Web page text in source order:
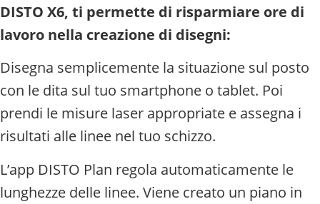
DISTO X6, ti permette di risparmiare ore di
lavoro nella creazione di disegni:
Disegna semplicemente la situazione sul posto
con le dita sul tuo smartphone o tablet. Poi
prendi le misure laser appropriate e assegna i
risultati alle linee nel tuo schizzo.
L’app DISTO Plan regola automaticamente le
lunghezze delle linee. Viene creato un piano in